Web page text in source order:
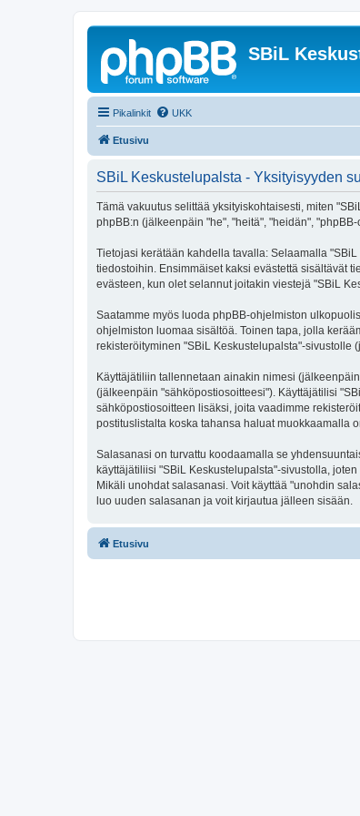
SBiL
Pikalinkit UKK
Etusivu
SBiL Keskustelupalsta - Yksityisyyden
Tämä vakuutus selittää yksityiskohtaisesti, miten
phpBB:n (jälkeenpäin "he", "heitä", "heidän",
Tietojasi kerätään kahdella tavalla: Selaamalla
tiedostoihin. Ensimmäiset kaksi evästettä sisältävät
evästeen, kun olet selannut joitakin viestejä "SBiL
Saatamme myös luoda phpBB-ohjelmiston
ohjelmiston luomaa sisältöä. Toinen tapa, jolla
rekisteröityminen "SBiL Keskustelupalsta"-
Käyttäjätiliin tallennetaan ainakin nimesi
(jälkeenpäin "sähköpostiosoitteesi"). Käyttäjätilisi
sähköpostiosoitteen lisäksi, joita vaadimme
postituslistalta koska tahansa haluat muokkaamalla
Salasanasi on turvattu koodaamalla se
käyttäjätiliisi "SBiL Keskustelupalsta"-sivustolla,
Mikäli unohdat salasanasi. Voit käyttää "unohdin
luo uuden salasanan ja voit kirjautua jälleen sisään.
Etusivu